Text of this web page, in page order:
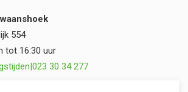
554
tot 16:30 uur
|023 30 34 277